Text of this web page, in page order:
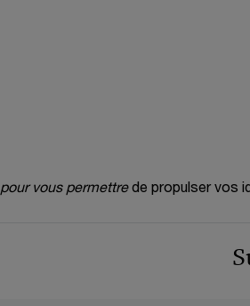
pour vous permettre de propulser vos